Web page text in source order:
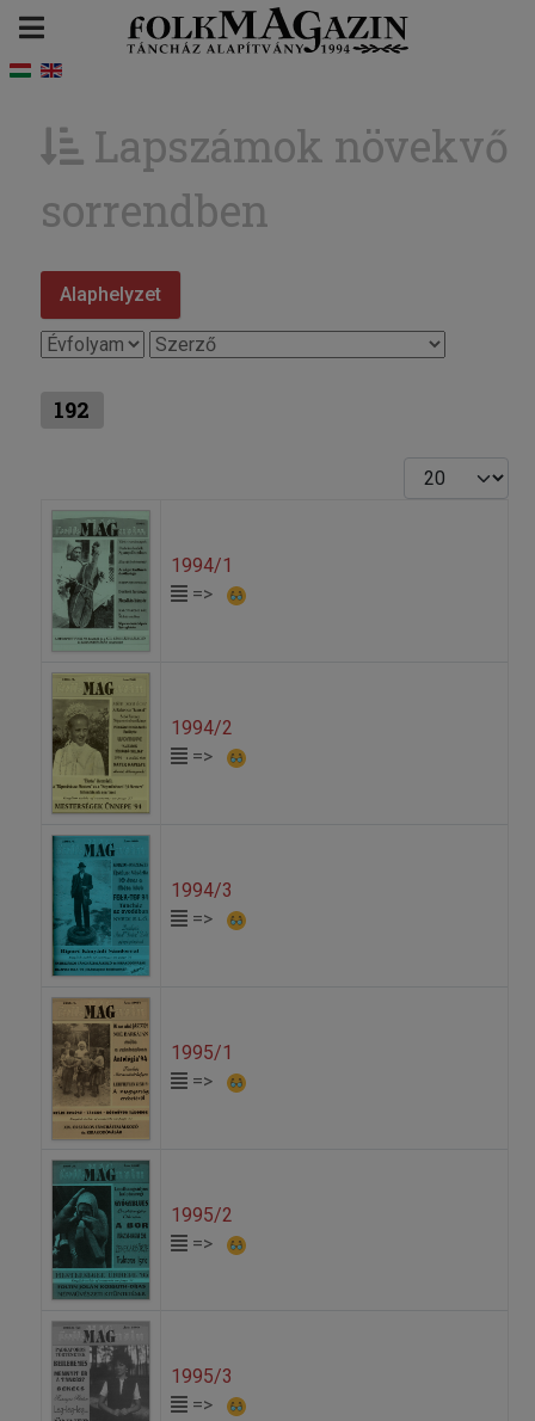
Lapszámok növekvő
sorrendben
Alaphelyzet
192
Tételek #
1994/1
=>
1994/2
=>
1994/3
=>
1995/1
=>
1995/2
=>
1995/3
=>